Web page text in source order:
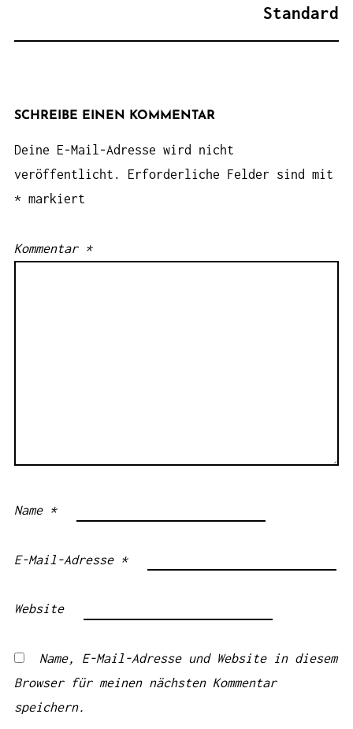
Standard
SCHREIBE EINEN KOMMENTAR
Deine E-Mail-Adresse wird nicht
veröffentlicht.
Erforderliche Felder sind mit
* markiert
Kommentar *
Name *
E-Mail-Adresse *
Website
Name, E-Mail-Adresse und Website in diesem
Browser für meinen nächsten Kommentar
speichern.